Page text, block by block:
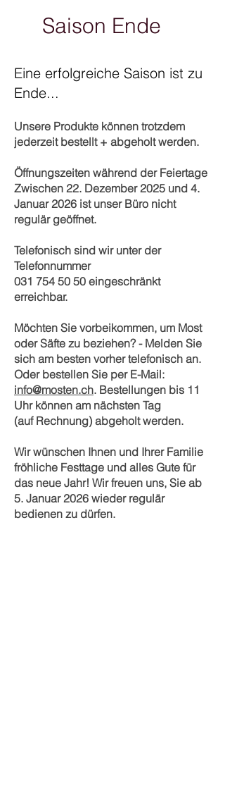
Saison Ende
Eine erfolgreiche Saison ist zu
Ende...
Unsere Produkte können trotzdem
jederzeit bestellt + abgeholt werden.
Öffnungszeiten während der Feiertage
Zwischen 22. Dezember 2025 und 4.
Januar 2026 ist unser Büro nicht
regulär geöffnet.
Telefonisch sind wir unter der
Telefonnummer
031 754 50 50 eingeschränkt
erreichbar.
Möchten Sie vorbeikommen, um Most
oder Säfte zu beziehen? - Melden Sie
sich am besten vorher telefonisch an.
Oder bestellen Sie per E-Mail:
info@mosten.ch. Bestellungen bis 11
Uhr können am nächsten Tag
(auf Rechnung) abgeholt werden.
Wir wünschen Ihnen und Ihrer Familie
fröhliche Festtage und alles Gute für
das neue Jahr! Wir freuen uns, Sie ab
5. Januar 2026 wieder regulär
bedienen zu dürfen.